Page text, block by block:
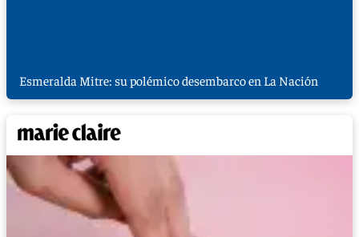
Esmeralda Mitre: su polémico desembarco en La Nación